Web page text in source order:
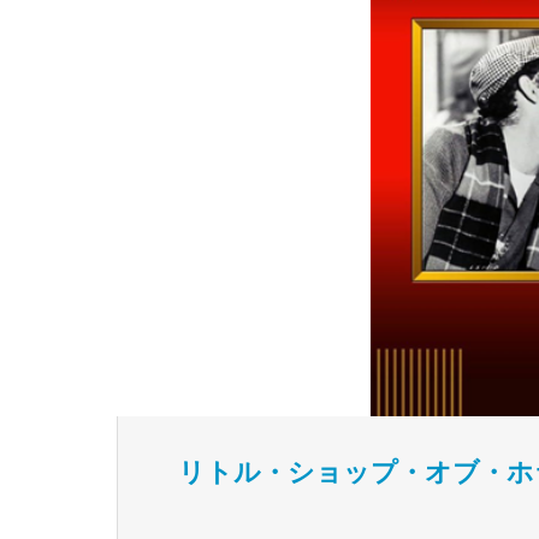
リトル・ショップ・オブ・